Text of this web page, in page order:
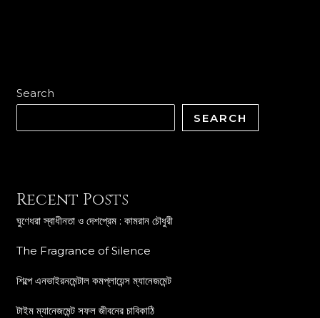
Search
SEARCH
Recent Posts
ঘুণেধরা স্বাধীনতা ও দেশপ্রেম : কামরান চৌধুরী
The Fragrance of Silence
শিল্পে এনভাইরনমেন্টাল কমপ্লায়েন্স ম্যানেজমেন্ট
টাইম ম্যানেজমেন্ট সফল জীবনের চাবিকাঠি